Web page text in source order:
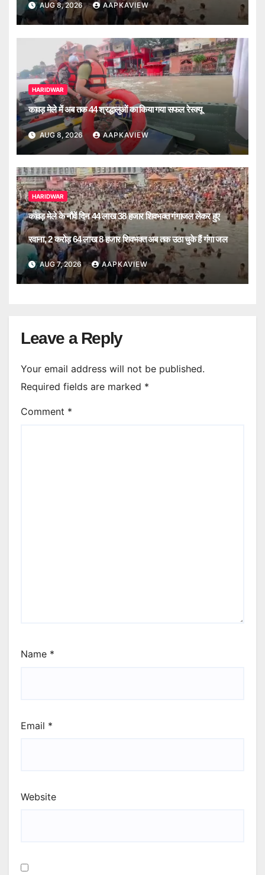
AUG 8, 2026 AAPKAVIEW
HARIDWAR
कावड़ मेले में अब तक 44 श्रद्धालुओं का किया गया सफल रेस्क्यू
AUG 8, 2026 AAPKAVIEW
HARIDWAR
कांवड़ मेले के नौवें दिन 44 लाख 38 हजार शिवभक्त गंगाजल लेकर हुए
रवाना, 2 करोड़ 64 लाख 8 हजार शिवभक्त अब तक उठा चुके हैं गंगा जल
AUG 7, 2026 AAPKAVIEW
Leave a Reply
Your email address will not be published.
Required fields are marked *
Comment *
Name *
Email *
Website